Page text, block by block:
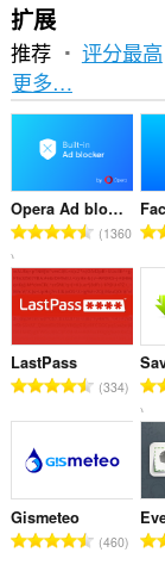
扩展
推荐 评分最高
排
序
和
分
类
更多…
Opera Ad blocker
总
分
次
：
1360
LastPass
总
次
：
334
Gismeteo
总460